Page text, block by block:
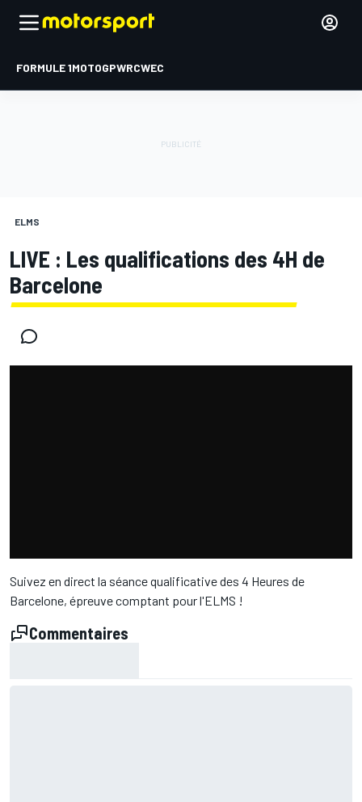
FORMULE 1MOTOGPWRCWEC
ELMS
LIVE : Les qualifications des 4H de
Barcelone
Suivez en direct la séance qualificative des 4 Heures de
Barcelone, épreuve comptant pour l'ELMS !
Commentaires